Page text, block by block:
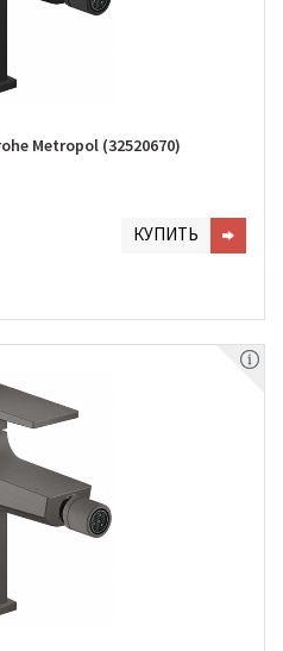
Metropol (32520670)
КУПИТЬ